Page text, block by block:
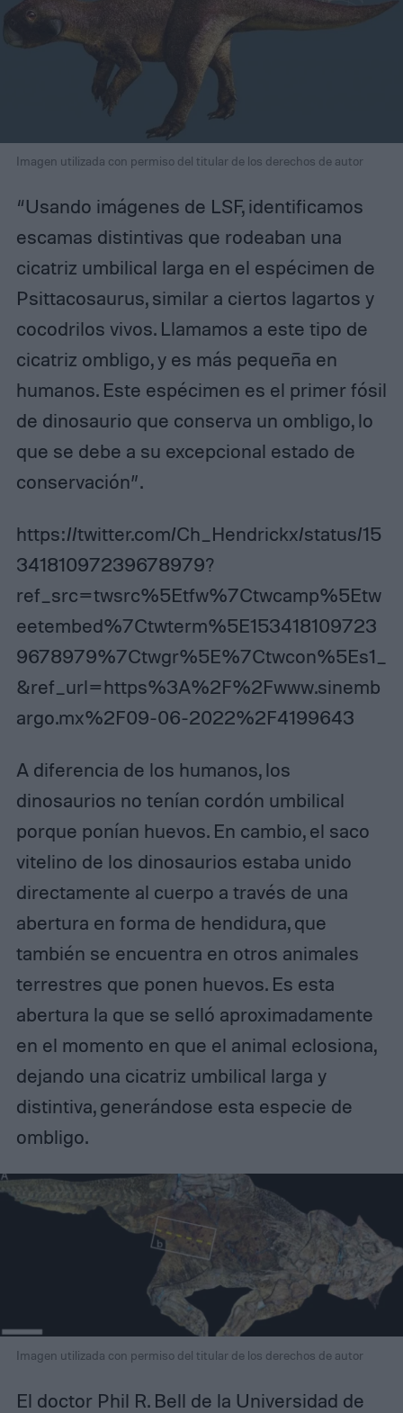
Imagen utilizada con permiso del titular de los derechos de autor
“Usando imágenes de LSF, identificamos
escamas distintivas que rodeaban una
cicatriz umbilical larga en el espécimen de
Psittacosaurus, similar a ciertos lagartos y
cocodrilos vivos. Llamamos a este tipo de
cicatriz ombligo, y es más pequeña en
humanos. Este espécimen es el primer fósil
de dinosaurio que conserva un ombligo, lo
que se debe a su excepcional estado de
conservación”.
https://twitter.com/Ch_Hendrickx/status/15
34181097239678979?
ref_src=twsrc%5Etfw%7Ctwcamp%5Etw
eetembed%7Ctwterm%5E153418109723
9678979%7Ctwgr%5E%7Ctwcon%5Es1_
&ref_url=https%3A%2F%2Fwww.sinemb
argo.mx%2F09-06-2022%2F4199643
A diferencia de los humanos, los
dinosaurios no tenían cordón umbilical
porque ponían huevos. En cambio, el saco
vitelino de los dinosaurios estaba unido
directamente al cuerpo a través de una
abertura en forma de hendidura, que
también se encuentra en otros animales
terrestres que ponen huevos. Es esta
abertura la que se selló aproximadamente
en el momento en que el animal eclosiona,
dejando una cicatriz umbilical larga y
distintiva, generándose esta especie de
ombligo.
Imagen utilizada con permiso del titular de los derechos de autor
El doctor Phil R. Bell de la Universidad de